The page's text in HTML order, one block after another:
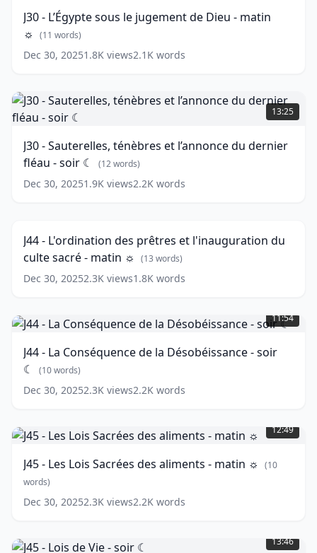
le
jugement
de
Dieu
matin
☼ (11
words)
J30 - L’Égypte sous le jugement de Dieu - matin
☼ (11 words)
Dec 30, 20251.8K views2.1K words
J30
-
Sauterelles,
et
l’annonce
du
dernier
soir
☾
words)
13:25
J30 - Sauterelles, ténèbres et l’annonce du dernier
fléau - soir ☾
(12words)
Dec 30, 20251.9K views2.2K words
J44
prêtres
et
l'inauguration
du
sacré
-
☼ (13
words)
J44 - L'ordination des prêtres et l'inauguration du
culte sacré - matin ☼ (13 words)
Dec 30, 20252.3K views1.8K words
-
La
de
la
Désobéissance
☾
words)
11:54
J44 - La Conséquence de la Désobéissance - soir
☾
(10words)
Dec 30, 20252.3K views2.2K words
-
Les
Sacrées
des
aliments
☼
12:49
J45 - Les Lois Sacrées des aliments - matin ☼ (10
words)
Dec 30, 20252.3K views2.2K words
-
13:46